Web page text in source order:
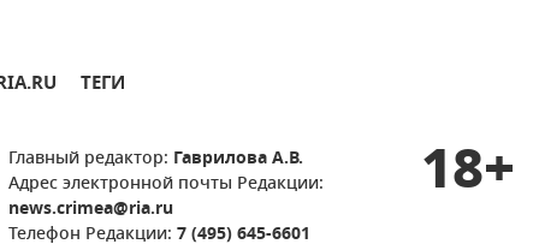
ТЕГИ
Главный редактор: Гаврилова А.В.
Адрес электронной почты Редакции:
news.crimea@ria.ru
Телефон Редакции: 7 (495) 645-6601
18+